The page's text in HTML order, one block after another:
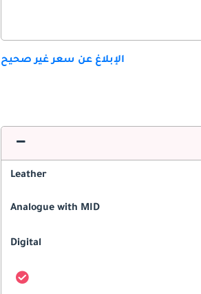
الإبلاغ عن سعر غير صحيح
Leather
Analogue with MID
Digital